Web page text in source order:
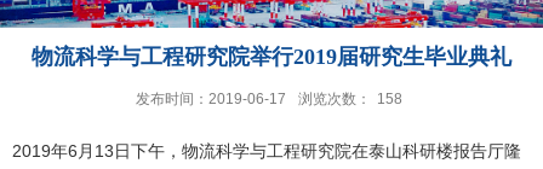
物流科学与工程研究院举行2019届研究生毕业典礼
发布时间：2019-06-17 浏览次数： 158
2019年6月13日下午，物流科学与工程研究院在泰山科研楼报告厅隆